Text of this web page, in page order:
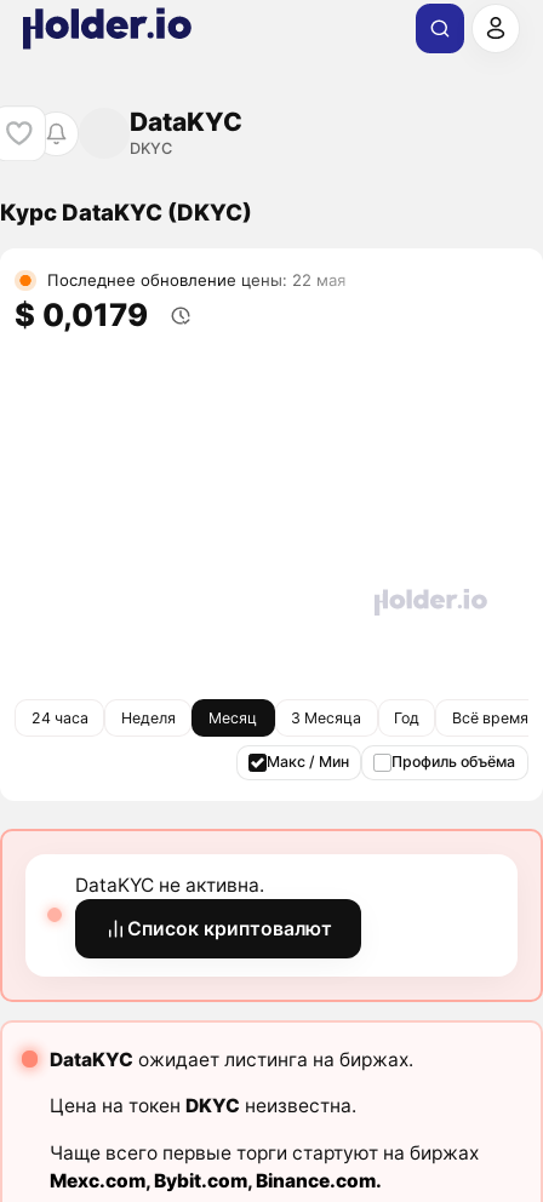
DataKYC
DKYC
Курс DataKYC (DKYC)
Последнее обновление цены: 22 мая
$ 0,0179
24 часа Неделя Месяц 3 Месяца Год Всё время
Макс / Мин Профиль объёма
DataKYC не активна.
Список криптовалют
DataKYC ожидает листинга на биржах.
Цена на токен DKYC неизвестна.
Чаще всего первые торги стартуют на биржах
Mexc.com,Bybit.com,Binance.com.